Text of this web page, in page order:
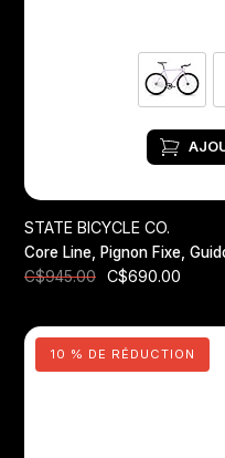
STATE BICYCLE CO.
Core Line, Pignon Fixe,
C$945.00
C$690.00
10 % DE RÉDUCTION